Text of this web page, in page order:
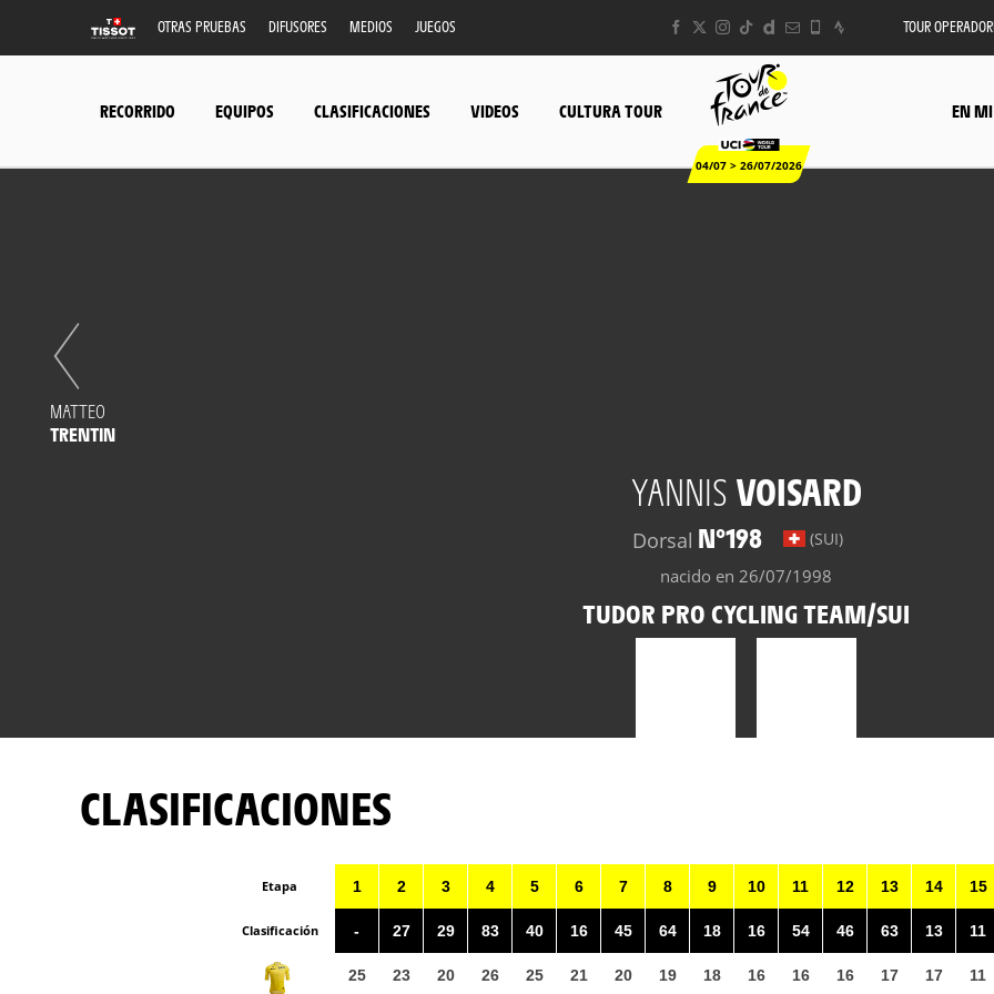
OTRAS PRUEBAS DIFUSORES MEDIOS JUEGOS TOUR
RECORRIDO EQUIPOS CLASIFICACIONES VIDEOS CULTURA TOUR
04/07 > 26/07/2026
EN MI
YANNIS VOISARD
Dorsal N°198 (SUI)
nacido en 26/07/1998
TUDOR PRO CYCLING TEAM/SUI
MATTEO
TRENTIN
CLASIFICACIONES
Etapa
Clasificación
1
-
25
2
27
23
3
29
20
4
83
26
5
40
25
6
16
21
7
45
20
8
64
19
9
18
18
10
16
16
11
54
16
12
46
16
13
63
17
14
13
17
15
11
11